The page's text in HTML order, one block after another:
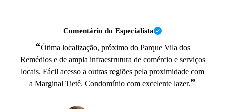
Comentário do Especialista
“Ótima localização, próximo do Parque Vila dos
Remédios e de ampla infraestrutura de comércio e serviços
locais. Fácil acesso a outras regiões pela proximidade com
a Marginal Tietê. Condomínio com excelente lazer.”